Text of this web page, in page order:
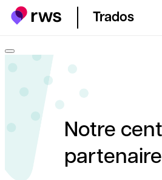
Trados
Notre